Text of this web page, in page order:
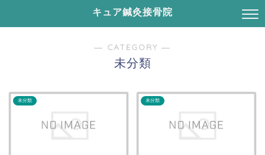
キュア鍼灸接骨院
― CATEGORY ―
未分類
未分類 未分類